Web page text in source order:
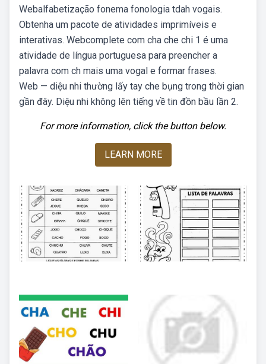
Webalfabetização fonema fonologia tdah vogais.
Obtenha um pacote de atividades imprimíveis e
interativas. Webcomplete com cha che chi 1 é uma
atividade de língua portuguesa para preencher a
palavra com ch mais uma vogal e formar frases.
Web — diệu nhi thường lấy tay che bụng trong thời gian
gần đây. Diệu nhi không lên tiếng về tin đồn bầu lần 2.
For more information, click the button below.
LEARN MORE